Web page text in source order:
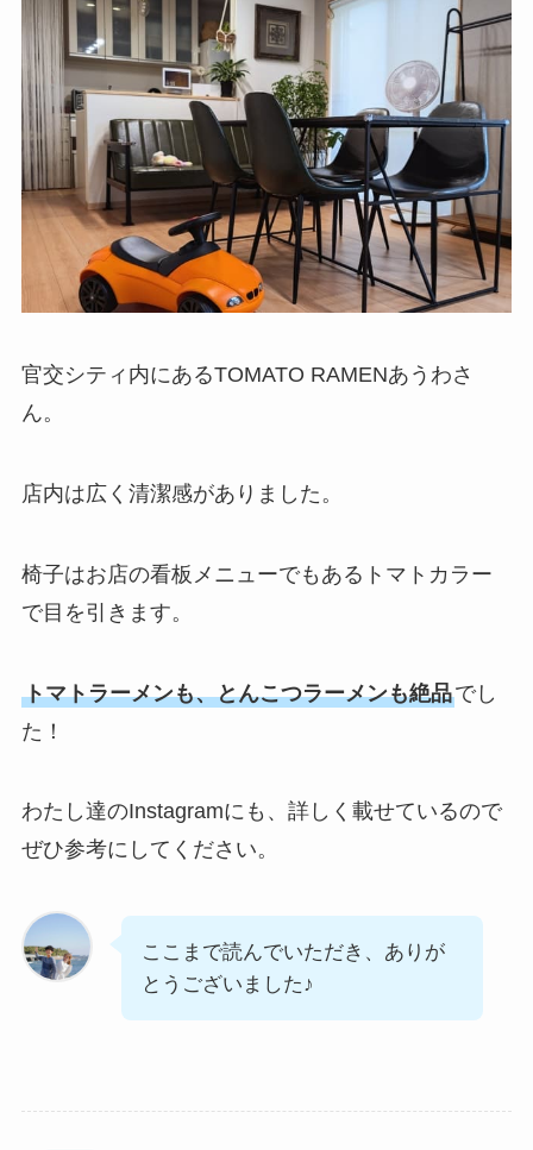
官交シティ内にあるTOMATO RAMENあうわさ
ん。
店内は広く清潔感がありました。
椅子はお店の看板メニューでもあるトマトカラー
で目を引きます。
トマトラーメンも、とんこつラーメンも絶品でし
た！
わたし達のInstagramにも、詳しく載せているので
ぜひ参考にしてください。
ここまで読んでいただき、ありが
とうございました♪